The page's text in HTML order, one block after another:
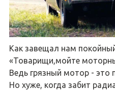
Как завещал нам покойный
«Товарищи,мойте
Ведь грязный мотор - это
Но хуже, когда забит